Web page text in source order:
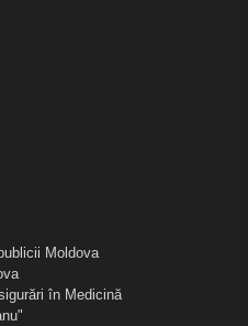
Moldova
în Medicină